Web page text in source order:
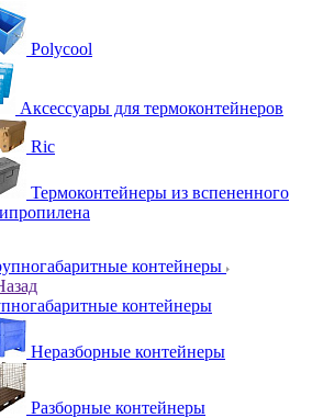
Polycool
Аксессуары для термоконтейнеров
Ric
Термоконтейнеры из вспененного
контейнеры
контейнеры
Неразборные контейнеры
Разборные контейнеры